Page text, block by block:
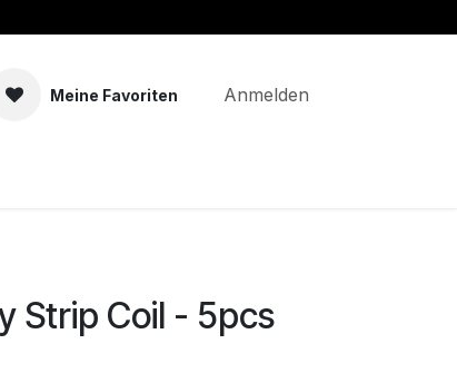
Meine Favoriten Anmelden
Strip Coil - 5pcs